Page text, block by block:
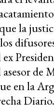
la
de
en la
Diario.